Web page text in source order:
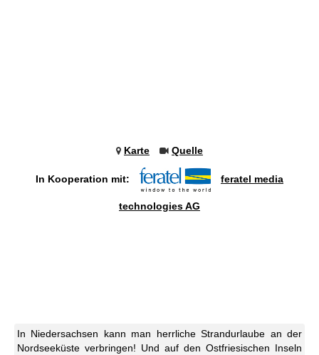
Karte Quelle
In Kooperation mit: feratel media
technologies AG
In Niedersachsen kann man herrliche Strandurlaube an der
Nordseeküste verbringen! Und auf den Ostfriesischen Inseln